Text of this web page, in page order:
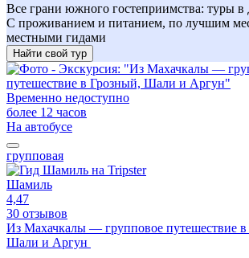
Все грани южного гостеприимства: туры в
С проживанием и питанием, по лучшим
местными гидами
Найти свой тур
Временно недоступно
более 12 часов
На автобусе
групповая
Шамиль
4,47
30 отзывов
Из Махачкалы — групповое путешествие в
Шали и Аргун